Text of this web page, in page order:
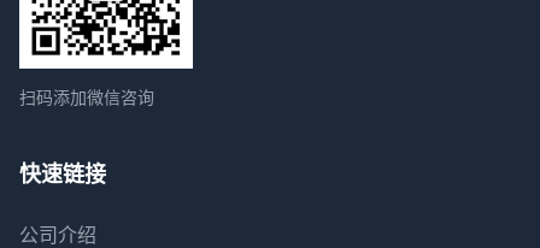
扫码添加微信咨询
快速链接
公司介绍